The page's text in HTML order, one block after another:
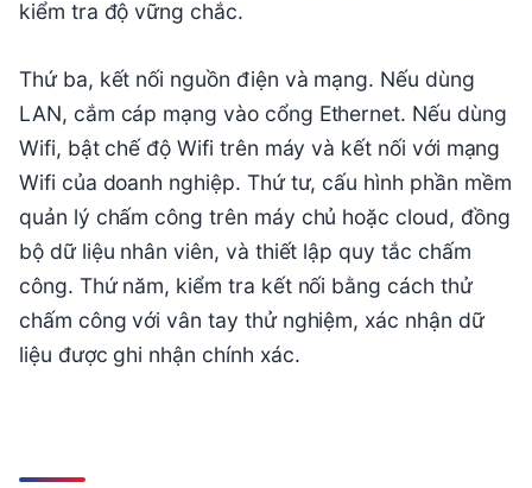
kiểm tra độ vững chắc.
Thứ ba, kết nối nguồn điện và mạng. Nếu dùng
LAN, cắm cáp mạng vào cổng Ethernet. Nếu dùng
Wifi, bật chế độ Wifi trên máy và kết nối với mạng
Wifi của doanh nghiệp. Thứ tư, cấu hình phần mềm
quản lý chấm công trên máy chủ hoặc cloud, đồng
bộ dữ liệu nhân viên, và thiết lập quy tắc chấm
công. Thứ năm, kiểm tra kết nối bằng cách thử
chấm công với vân tay thử nghiệm, xác nhận dữ
liệu được ghi nhận chính xác.